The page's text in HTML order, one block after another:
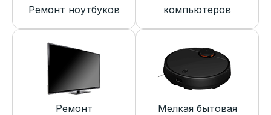
Ремонт ноутбуков
компьютеров
Ремонт
Мелкая бытовая